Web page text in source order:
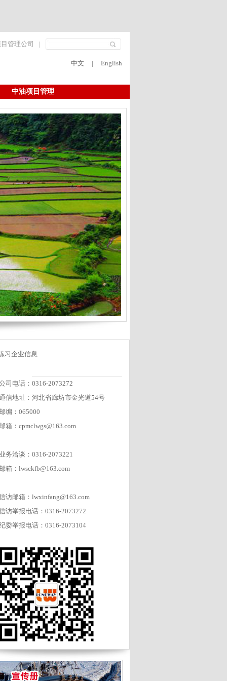
管理公司 |
中文 | English
中油项目管理
习企业信息
司电话：0316-2073272
信地址：河北省廊坊市金光道54号
编：065000
箱：cpmclwgs@163.com
务洽谈：0316-2073221
箱：lwsckfb@163.com
访邮箱：lwxinfang@163.com
访举报电话：0316-2073272
委举报电话：0316-2073104